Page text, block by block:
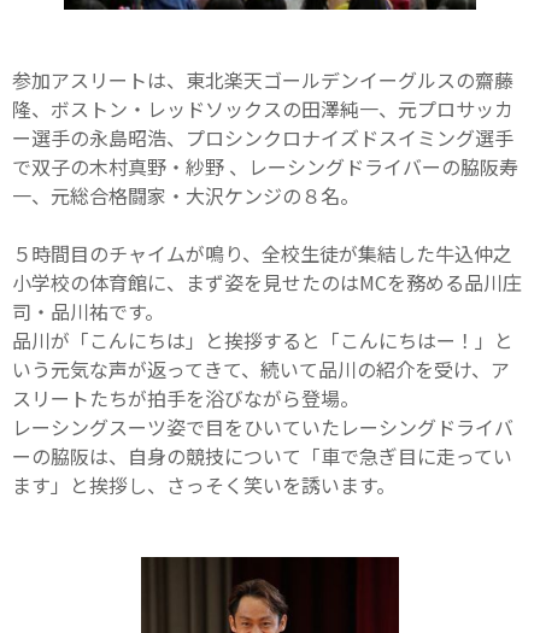
参加アスリートは、東北楽天ゴールデンイーグルスの齋藤
隆、ボストン・レッドソックスの田澤純一、元プロサッカ
ー選手の永島昭浩、プロシンクロナイズドスイミング選手
で双子の木村真野・紗野 、レーシングドライバーの脇阪寿
一、元総合格闘家・大沢ケンジの８名。
５時間目のチャイムが鳴り、全校生徒が集結した牛込仲之
小学校の体育館に、まず姿を見せたのはMCを務める品川庄
司・品川祐です。
品川が「こんにちは」と挨拶すると「こんにちはー！」と
いう元気な声が返ってきて、続いて品川の紹介を受け、ア
スリートたちが拍手を浴びながら登場。
レーシングスーツ姿で目をひいていたレーシングドライバ
ーの脇阪は、自身の競技について「車で急ぎ目に走ってい
ます」と挨拶し、さっそく笑いを誘います。